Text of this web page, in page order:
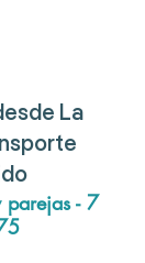
La
parejas - 7